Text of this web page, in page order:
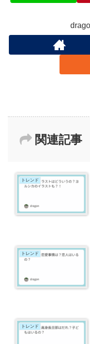
関連記事
トレンド
トレンド
トレンド